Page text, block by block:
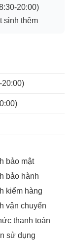
20:00)
sinh thêm
20:00)
bảo mật
bảo hành
kiểm hàng
vận chuyển
thanh toán
sử dụng